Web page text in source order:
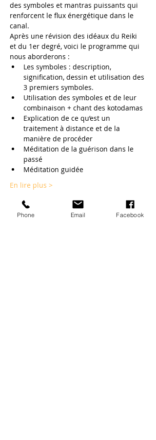
des symboles et mantras puissants qui
renforcent le flux énergétique dans le
canal.
Après une révision des idéaux du Reiki
et du 1er degré, voici le programme qui
nous aborderons :
Les symboles : description,
signification, dessin et utilisation des
3 premiers symboles.
Utilisation des symboles et de leur
combinaison + chant des kotodamas
Explication de ce qu’est un
traitement à distance et de la
manière de procéder
Méditation de la guérison dans le
passé
Méditation guidée
En lire plus >
Phone Email Facebook